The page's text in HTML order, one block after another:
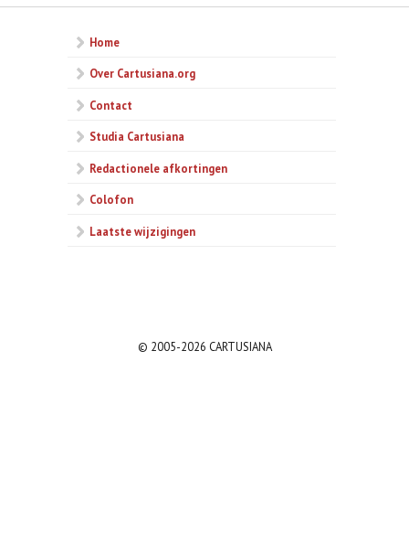
Home
Over Cartusiana.org
Contact
Studia Cartusiana
Redactionele afkortingen
Colofon
Laatste wijzigingen
© 2005-2026 CARTUSIANA